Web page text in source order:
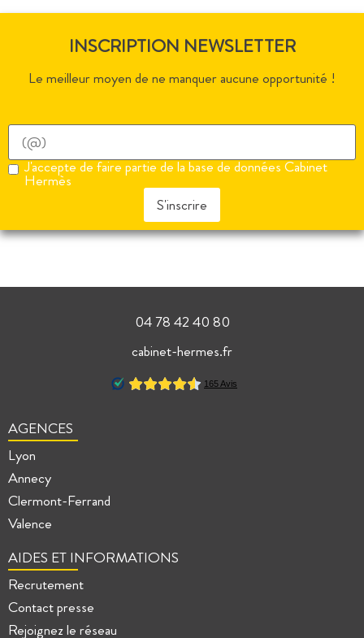
INSCRIPTION NEWSLETTER
Le meilleur moyen de ne manquer aucune opportunité !
J'accepte de faire partie de la base de données Cabinet
Hermès
S'inscrire
04 78 42 40 80
cabinet-hermes.fr
AGENCES
Lyon
Annecy
Clermont-Ferrand
Valence
AIDES ET INFORMATIONS
Recrutement
Contact presse
Rejoignez le réseau